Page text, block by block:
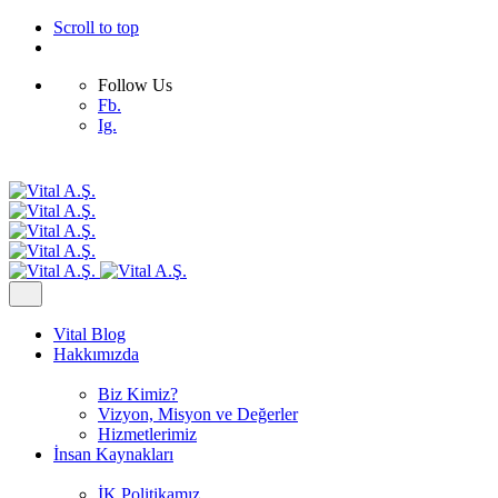
Scroll to top
Follow Us
Fb.
Ig.
Skip
to
content
Vital Blog
Hakkımızda
Biz Kimiz?
Vizyon, Misyon ve Değerler
Hizmetlerimiz
İnsan Kaynakları
İK Politikamız